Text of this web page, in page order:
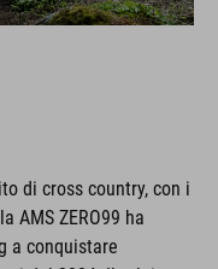
di cross country, con i
AMS ZERO99 ha
a conquistare